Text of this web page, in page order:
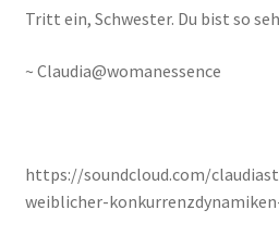
Tritt ein, Schwester. Du bist so
~ Claudia@womanessence
https://soundcloud.com/
weiblicher-